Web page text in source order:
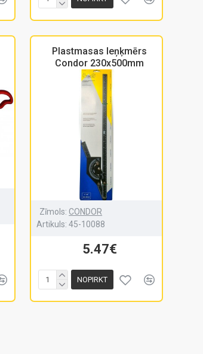
Plastmasas leņķmērs
Condor 230x500mm
Zīmols: CONDOR
Artikuls: 45-10088
5.47€
NOPIRKT